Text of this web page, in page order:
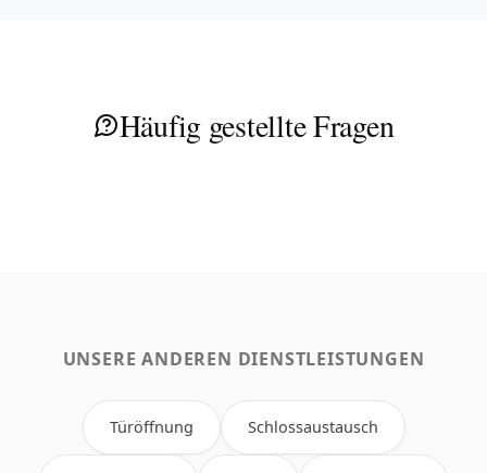
Häufig gestellte Fragen
UNSERE ANDEREN DIENSTLEISTUNGEN
Türöffnung Schlossaustausch